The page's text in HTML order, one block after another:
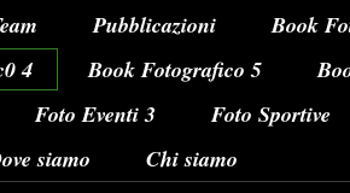
Pubblicazioni
Book
4
Book Fotografico 5
Foto Eventi 3
Foto Sportive
siamo Chi siamo